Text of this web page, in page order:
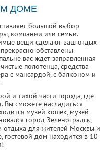
ДОМЕ
большой выбор
компании или семьи.
вещи сделают ваш отдых
обставлены
вас ждет заправленная
полотенца, средства
с мансардой, с балконом и
и тихой части города, где
Вы сможете насладиться
музей кошек, музей
город Зеленоградск,
отдыха для жителей Москвы и
гостевой дом находится в 10